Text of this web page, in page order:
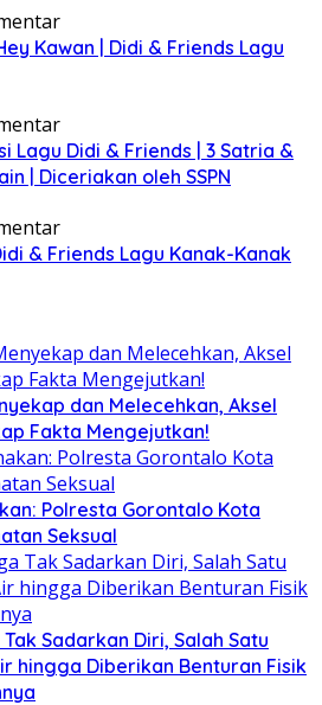
Kawan | Didi & Friends Lagu
Lagu Didi & Friends | 3 Satria &
| Diceriakan oleh SSPN
& Friends Lagu Kanak-Kanak
dan Melecehkan, Aksel
Fakta Mengejutkan!
Polresta Gorontalo Kota
Seksual
Sadarkan Diri, Salah Satu
hingga Diberikan Benturan Fisik